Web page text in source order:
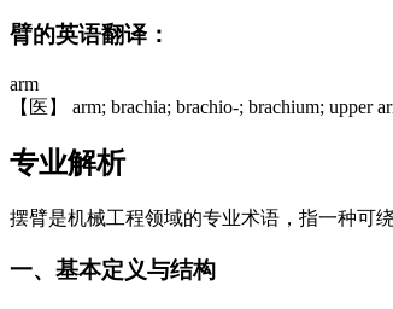
臂的英语翻译：
arm
【医】 arm; brachia; brachio-; brachium; upper
专业解析
摆臂是机械工程领域的专业术语，指一种可
一、基本定义与结构